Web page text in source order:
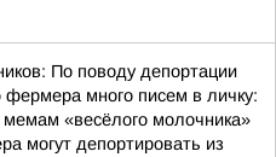
По поводу депортации
фермера много писем в личку:
мемам «весёлого молочника»
могут депортировать из